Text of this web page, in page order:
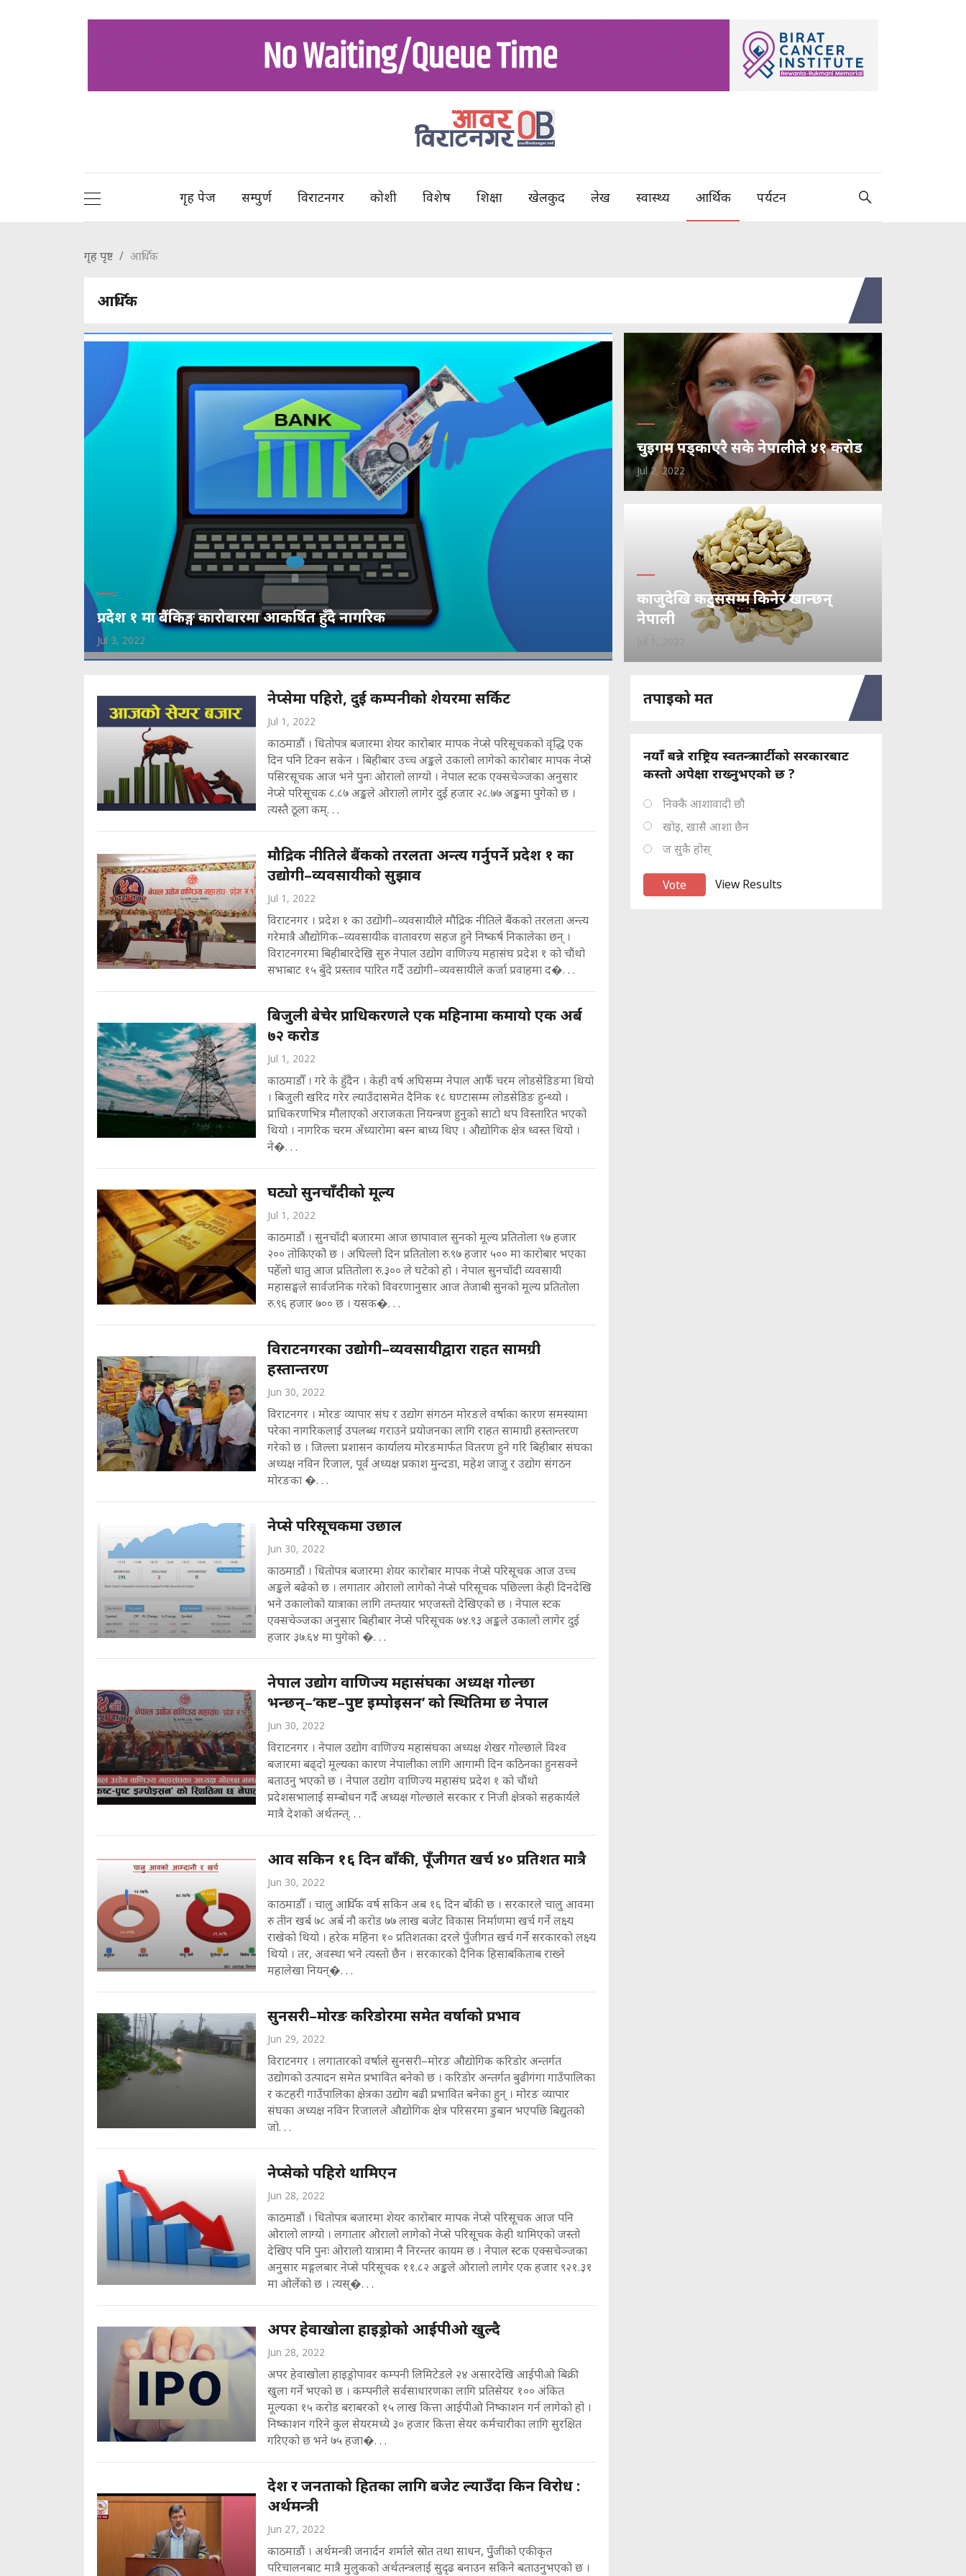
गृह पेज सम्पुर्ण विराटनगर कोशी विशेष शिक्षा खेलकुद लेख स्वास्थ्य आर्थिक पर्यटन
गृह पृष्ट आर्थिक
आर्थिक
प्रदेश १ मा बैंकिङ्ग कारोबारमा आकर्षित हुँदै नागरिक
Jul 3, 2022
चुइगम पड्काएरै सके नेपालीले ४१ करोड
Jul 2, 2022
काजुदेखि कटुससम्म किनेर खान्छन्
नेपाली
नेप्सेमा पहिरो, दुई कम्पनीको शेयरमा सर्किट
Jul 1, 2022
काठमाडौं । धितोपत्र बजारमा शेयर कारोबार मापक नेप्से परिसूचकको वृद्धि एक
दिन पनि टिक्न सकेन । बिहीबार उच्च अङ्कले उकालो लागेको कारोबार मापक नेप्से
पसिरसूचक आज भने पुनः ओरालो लाग्यो । नेपाल स्टक एक्सचेञ्जका अनुसार
नेप्से परिसूचक ८.८७ अङ्कले ओरालो लागेर दुई हजार २८.७७ अङ्कमा पुगेको छ ।
त्यस्तै ठूला कम्. . .
मौद्रिक नीतिले बैंकको तरलता अन्त्य गर्नुपर्ने प्रदेश १ का
उद्योगी–व्यवसायीको सुझाव
Jul 1, 2022
विराटनगर । प्रदेश १ का उद्योगी–व्यवसायीले मौद्रिक नीतिले बैंकको तरलता अन्त्य
गरेमात्रै औद्योगिक–व्यवसायीक वातावरण सहज हुने निष्कर्ष निकालेका छन् ।
विराटनगरमा बिहीबारदेखि सुरु नेपाल उद्योग वाणिज्य महासंघ प्रदेश १ को चौंथो
सभाबाट १५ बुँदे प्रस्ताव पारित गर्दै उद्योगी–व्यवसायीले कर्जा प्रवाहमा द�. . .
बिजुली बेचेर प्राधिकरणले एक महिनामा कमायो एक अर्ब
७२ करोड
Jul 1, 2022
काठमाडौँ । गरे के हुँदैन । केही वर्ष अघिसम्म नेपाल आफैँ चरम लोडसेडिङमा थियो
। बिजुली खरिद गरेर ल्याउँदासमेत दैनिक १८ घण्टासम्म लोडसेडिङ हुन्थ्यो ।
प्राधिकरणभित्र मौलाएको अराजकता नियन्त्रण हुनुको साटो थप विस्तारित भएको
थियो । नागरिक चरम अँध्यारोमा बस्न बाध्य थिए । औद्योगिक क्षेत्र ध्वस्त थियो ।
ने�. . .
घट्यो सुनचाँदीको मूल्य
Jul 1, 2022
काठमाडौं । सुनचाँदी बजारमा आज छापावाल सुनको मूल्य प्रतितोला ९७ हजार
२०० तोकिएकोे छ । अघिल्लो दिन प्रतितोला रु.९७ हजार ५०० मा कारोबार भएका
पहेँलो धातु आज प्रतितोला रु.३०० ले घटेको हो । नेपाल सुनचाँदी व्यवसायी
महासङ्घले सार्वजनिक गरेको विवरणानुसार आज तेजाबी सुनको मूल्य प्रतितोला
रु.९६ हजार ७०० छ । यसक�. . .
विराटनगरका उद्योगी–व्यवसायीद्वारा राहत सामग्री
हस्तान्तरण
Jun 30, 2022
विराटनगर । मोरङ व्यापार संघ र उद्योग संगठन मोरङले वर्षाका कारण समस्यामा
परेका नागरिकलाई उपलब्ध गराउने प्रयोजनका लागि राहत सामाग्री हस्तान्तरण
गरेको छ । जिल्ला प्रशासन कार्यालय मोरङमार्फत वितरण हुने गरि बिहीबार संघका
अध्यक्ष नविन रिजाल, पूर्व अध्यक्ष प्रकाश मुन्दडा, महेश जाजु र उद्योग संगठन
मोरङका �. . .
नेप्से परिसूचकमा उछाल
Jun 30, 2022
काठमाडौं । धितोपत्र बजारमा शेयर कारोबार मापक नेप्से परिसूचक आज उच्च
अङ्कले बढेको छ । लगातार ओरालो लागेको नेप्से परिसूचक पछिल्ला केही दिनदेखि
भने उकालोको यात्राका लागि तम्तयार भएजस्तो देखिएको छ । नेपाल स्टक
एक्सचेञ्जका अनुसार बिहीबार नेप्से परिसूचक ७४.९३ अङ्कले उकालो लागेर दुई
हजार ३७.६४ मा पुगेको �. . .
नेपाल उद्योग वाणिज्य महासंघका अध्यक्ष गोल्छा
भन्छन्–‘कष्ट–पुष्ट इम्पोइसन’ को स्थितिमा छ नेपाल
Jun 30, 2022
विराटनगर । नेपाल उद्योग वाणिज्य महासंघका अध्यक्ष शेखर गोल्छाले विश्व
बजारमा बढ्दो मूल्यका कारण नेपालीका लागि आगामी दिन कठिनका हुनसक्ने
बताउनु भएको छ । नेपाल उद्योग वाणिज्य महासंघ प्रदेश १ को चौंथो
प्रदेशसभालाई सम्बोधन गर्दै अध्यक्ष गोल्छाले सरकार र निजी क्षेत्रको सहकार्यले
मात्रै देशको अर्थतन्त्. . .
आव सकिन १६ दिन बाँकी, पूँजीगत खर्च ४० प्रतिशत मात्रै
Jun 30, 2022
काठमाडौँ । चालु आर्थिक वर्ष सकिन अब १६ दिन बाँकी छ । सरकारले चालु आवमा
रु तीन खर्ब ७८ अर्ब नौ करोड ७७ लाख बजेट विकास निर्माणमा खर्च गर्ने लक्ष्य
राखेको थियो । हरेक महिना १० प्रतिशतका दरले पुँजीगत खर्च गर्ने सरकारको लक्ष्य
थियो । तर, अवस्था भने त्यस्तो छैन । सरकारको दैनिक हिसाबकिताब राख्ने
महालेखा नियन्�. . .
सुनसरी–मोरङ करिडोरमा समेत वर्षाको प्रभाव
Jun 29, 2022
विराटनगर । लगातारको वर्षाले सुनसरी–मोरङ औद्योगिक करिडोर अन्तर्गत
उद्योगको उत्पादन समेत प्रभावित बनेको छ । करिडोर अन्तर्गत बुढीगंगा गाउँपालिका
र कटहरी गाउँपालिका क्षेत्रका उद्योग बढी प्रभावित बनेका हुन् । मोरङ व्यापार
संघका अध्यक्ष नविन रिजालले औद्योगिक क्षेत्र परिसरमा डुबान भएपछि बिद्युतको
जो. . .
नेप्सेको पहिरो थामिएन
Jun 28, 2022
काठमाडौं । धितोपत्र बजारमा शेयर कारोबार मापक नेप्से परिसूचक आज पनि
ओरालो लाग्यो । लगातार ओरालो लागेको नेप्से परिसूचक केही थामिएको जस्तो
देखिए पनि पुनः ओरालो यात्रामा नै निरन्तर कायम छ । नेपाल स्टक एक्सचेञ्जका
अनुसार मङ्गलबार नेप्से परिसूचक ११.८२ अङ्कले ओरालो लागेर एक हजार ९२१.३१
मा ओर्लेको छ । त्यस्�. . .
अपर हेवाखोला हाइड्रोको आईपीओ खुल्दै
Jun 28, 2022
अपर हेवाखोला हाइड्रोपावर कम्पनी लिमिटेडले २४ असारदेखि आईपीओ बिक्री
खुला गर्ने भएको छ । कम्पनीले सर्वसाधारणका लागि प्रतिसेयर १०० अंकित
मूल्यका १५ करोड बराबरको १५ लाख कित्ता आईपीओ निष्काशन गर्न लागेको हो ।
निष्काशन गरिने कुल सेयरमध्ये ३० हजार कित्ता सेयर कर्मचारीका लागि सुरक्षित
गरिएको छ भने ७५ हजा�. . .
देश र जनताको हितका लागि बजेट ल्याउँदा किन विरोध :
अर्थमन्त्री
Jun 27, 2022
काठमाडौं । अर्थमन्त्री जनार्दन शर्माले स्रोत तथा साधन, पुुँजीको एकीकृत
परिचालनबाट मात्रै मुलुकको अर्थतन्त्रलाई सुदृढ बनाउन सकिने बताउनुभएको छ ।
तपाइको मत
नयाँ बन्ने राष्ट्रिय स्वतन्त्र पार्टीको सरकारबाट
कस्तो अपेक्षा राख्नुभएको छ ?
निक्कै आशावादी छौ
खोइ, खासै आशा छैन
ज सुकै होस्
View Results